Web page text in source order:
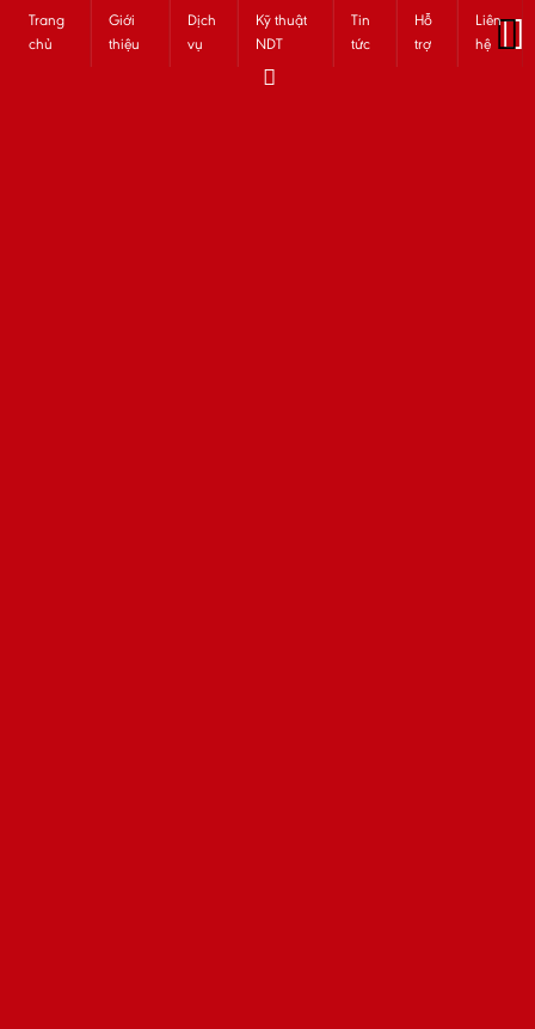
Trang
chủ
Giới
thiệu
Dịch
vụ
Kỹ thuật
NDT
Tin
tức
Hỗ
trợ
Liên
hệ